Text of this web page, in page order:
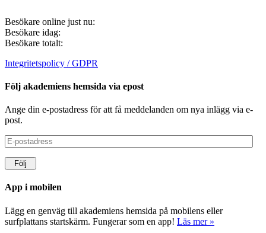
Besökare online just nu:
Besökare idag:
Besökare totalt:
Integritetspolicy / GDPR
Följ akademiens hemsida via epost
Ange din e-postadress för att få meddelanden om nya inlägg via e-
post.
E-
postadress
Följ
App i mobilen
Lägg en genväg till akademiens hemsida på mobilens eller
surfplattans startskärm. Fungerar som en app! Läs mer »